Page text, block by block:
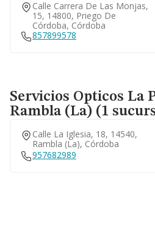
Calle Carrera De Las Monjas,
15, 14800, Priego De
Córdoba, Córdoba
857899578
Servicios Opticos La
Rambla (La) (1
Calle La Iglesia, 18, 14540,
Rambla (la), Córdoba
957682989